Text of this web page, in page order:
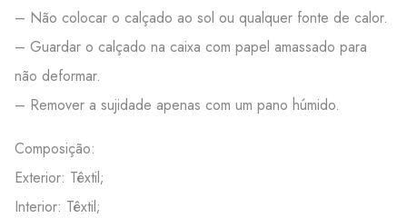
– Não colocar o calçado ao sol ou qualquer fonte de calor.
– Guardar o calçado na caixa com papel amassado para
não deformar.
– Remover a sujidade apenas com um pano húmido.
Composição:
Exterior: Têxtil;
Interior: Têxtil;